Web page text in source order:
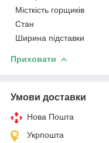
Місткість горщиків
Стан
Ширина підставки
Приховати
Умови доставки
Нова Пошта
Укрпошта